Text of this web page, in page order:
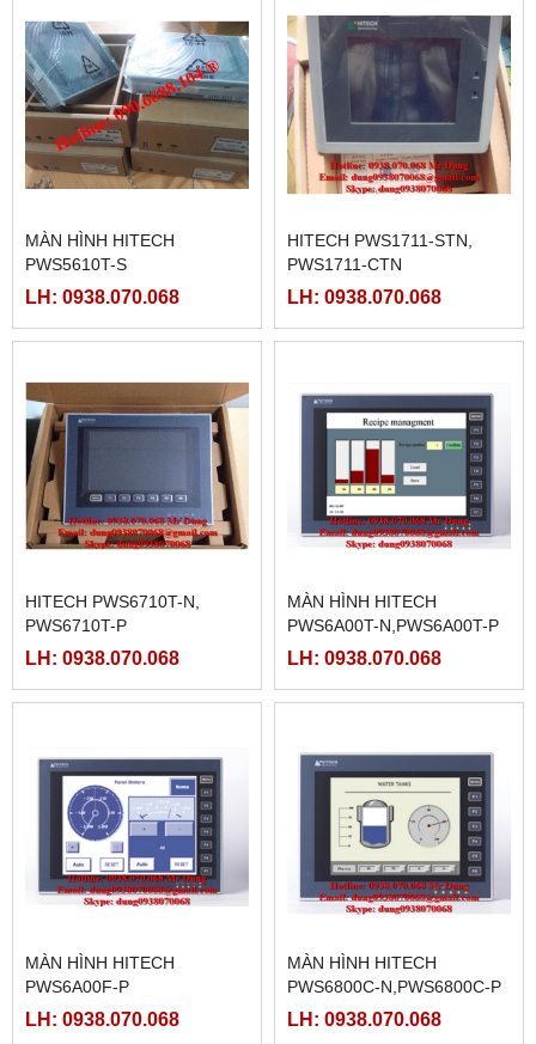
MÀN HÌNH HITECH
PWS5610T-S
LH: 0938.070.068
HITECH PWS1711-STN,
PWS1711-CTN
LH: 0938.070.068
HITECH PWS6710T-N,
PWS6710T-P
LH: 0938.070.068
MÀN HÌNH HITECH
PWS6A00T-N,PWS6A00T-P
LH: 0938.070.068
MÀN HÌNH HITECH
PWS6A00F-P
LH: 0938.070.068
MÀN HÌNH HITECH
PWS6800C-N,PWS6800C-P
LH: 0938.070.068